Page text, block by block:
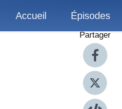
Accueil Épisodes
Partager